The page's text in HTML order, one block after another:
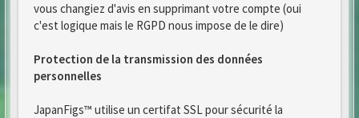
vous changiez d'avis en supprimant votre compte (oui
c'est logique mais le RGPD nous impose de le dire)
Protection de la transmission des données
personnelles
JapanFigs™ utilise un certifat SSL pour sécurité la